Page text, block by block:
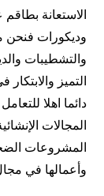
الاستعانة
وديكورات فنحن
والتشطيبات
التميز
دائما اهلا
المجالات
المشروعات
وأعمالها في